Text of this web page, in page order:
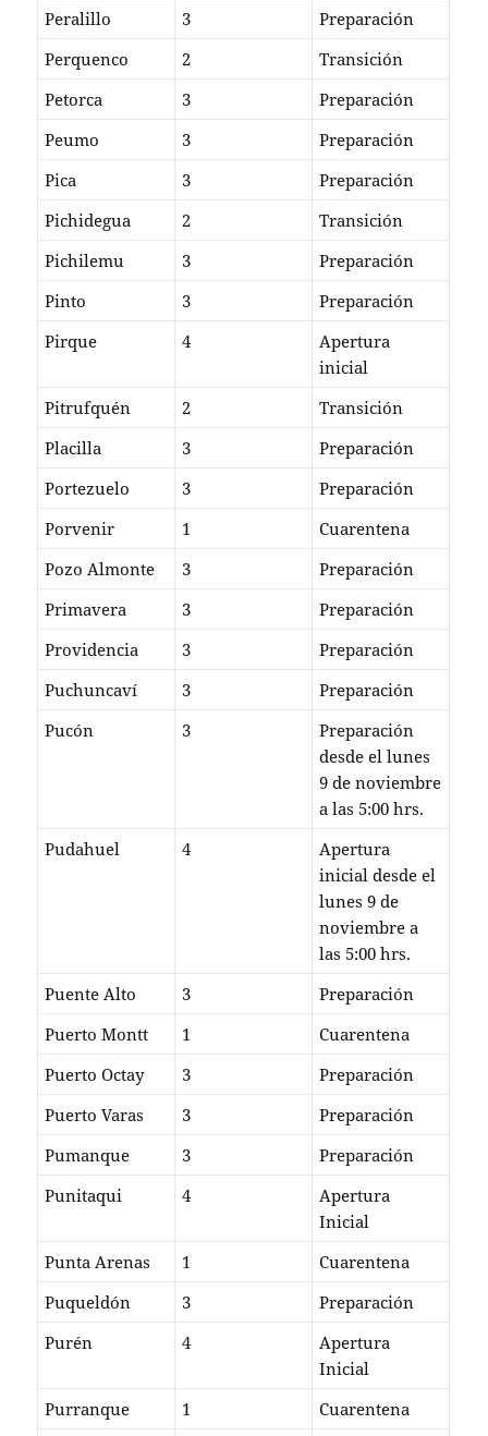
Peralillo
3
Preparación
Perquenco
2
Transición
Petorca
3
Preparación
Peumo
3
Preparación
Pica
3
Preparación
Pichidegua
2
Transición
Pichilemu
3
Preparación
Pinto
3
Preparación
Pirque
4
Apertura
inicial
Pitrufquén
2
Transición
Placilla
3
Preparación
Portezuelo
3
Preparación
Porvenir
1
Cuarentena
Pozo Almonte
3
Preparación
Primavera
3
Preparación
Providencia
3
Preparación
Puchuncaví
3
Preparación
Pucón
3
Preparación
desde el lunes
9 de noviembre
a las 5:00 hrs.
Pudahuel
4
Apertura
inicial desde el
lunes 9 de
noviembre a
las 5:00 hrs.
Puente Alto
3
Preparación
Puerto Montt
1
Cuarentena
Puerto Octay
3
Preparación
Puerto Varas
3
Preparación
Pumanque
3
Preparación
Punitaqui
4
Apertura
Inicial
Punta Arenas
1
Cuarentena
Puqueldón
3
Preparación
Purén
4
Apertura
Inicial
Purranque
1
Cuarentena